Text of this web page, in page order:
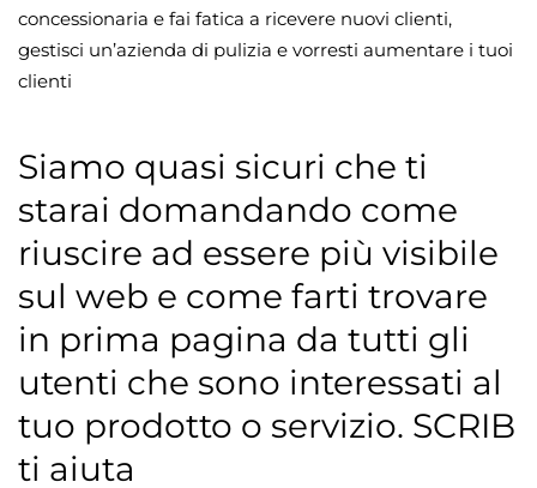
concessionaria e fai fatica a ricevere nuovi clienti,
gestisci un’azienda di pulizia e vorresti aumentare i tuoi
clienti
Siamo quasi sicuri che ti
starai domandando come
riuscire ad essere più visibile
sul web e come farti trovare
in prima pagina da tutti gli
utenti che sono interessati al
tuo prodotto o servizio. SCRIB
ti aiuta